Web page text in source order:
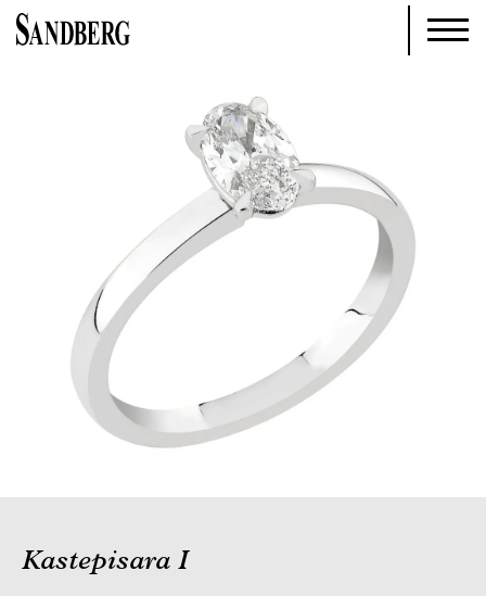
Kastepisara I